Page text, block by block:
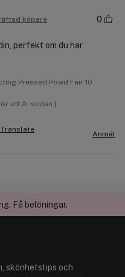
köpare 0
perfekt om du har
Pressed Powd Fair 10
ett år sedan |
Anmäl
faktura
skönhetstips och